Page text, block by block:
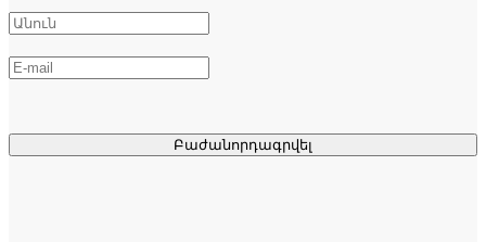
Բաժանորդագրվել